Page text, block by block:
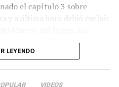
Por lo que viene, al que
Bundziak
Roque
,Carmen Méndez Azón
Arnhold,Blanca Núñez,
,Carolina Butvilosky
el capítulo 3 sobre
y a última hora debió excluir
21 votos de La Libertad
PRO, los dos senadores
Espínola
LEYENDO
VIDEOS